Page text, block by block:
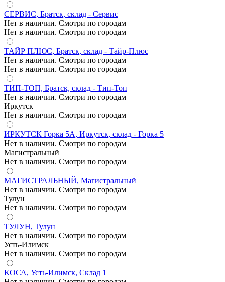
СЕРВИС, Братск, склад - Сервис
Нет в наличии. Смотри по городам
Нет в наличии. Смотри по городам
ТАЙР ПЛЮС, Братск, склад - Тайр-Плюс
Нет в наличии. Смотри по городам
Нет в наличии. Смотри по городам
ТИП-ТОП, Братск, склад - Тип-Топ
Нет в наличии. Смотри по городам
Иркутск
Нет в наличии. Смотри по городам
ИРКУТСК Горка 5А, Иркутск, склад - Горка 5
Нет в наличии. Смотри по городам
Магистральный
Нет в наличии. Смотри по городам
МАГИСТРАЛЬНЫЙ, Магистральный
Нет в наличии. Смотри по городам
Тулун
Нет в наличии. Смотри по городам
ТУЛУН, Тулун
Нет в наличии. Смотри по городам
Усть-Илимск
Нет в наличии. Смотри по городам
КОСА, Усть-Илимск, Склад 1